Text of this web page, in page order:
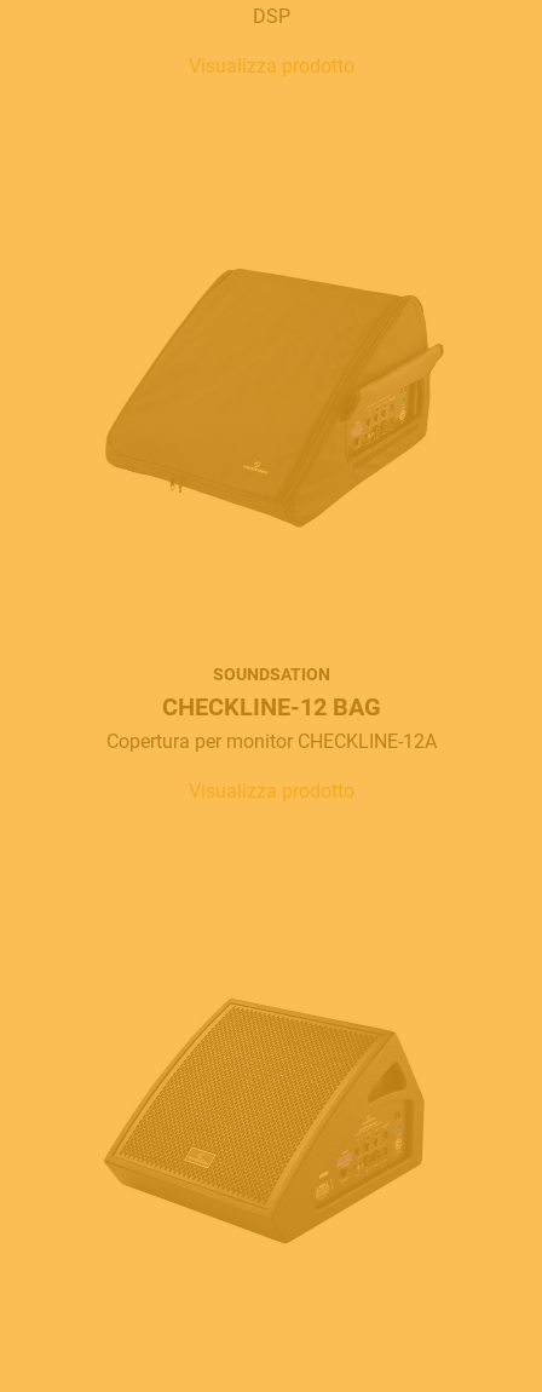
DSP
Visualizza prodotto
SOUNDSATION
CHECKLINE-12 BAG
Copertura per monitor CHECKLINE-12A
Visualizza prodotto